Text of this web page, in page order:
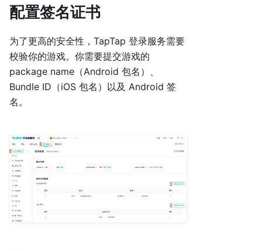
配置签名证书
为了更高的安全性，TapTap 登录服务需要
校验你的游戏。你需要提交游戏的
package name（Android 包名）、
Bundle ID（iOS 包名）以及 Android 签
名。